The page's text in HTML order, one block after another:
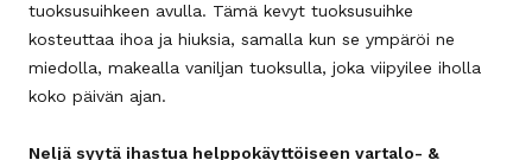
tuoksusuihkeen avulla. Tämä kevyt tuoksusuihke
kosteuttaa ihoa ja hiuksia, samalla kun se ympäröi ne
miedolla, makealla vaniljan tuoksulla, joka viipyilee iholla
koko päivän ajan.
Neljä syytä ihastua helppokäyttöiseen vartalo- &